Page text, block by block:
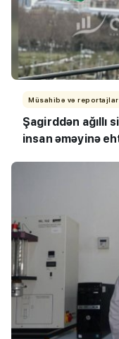
Müsahibə və reportajlar
Şagirddən ağıllı
insan əməyinə